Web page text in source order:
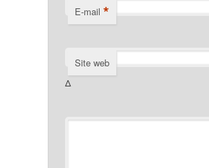
E-mail *
Site web
Δ